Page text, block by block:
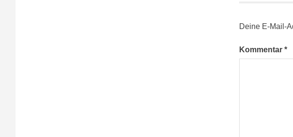
Deine E-Mail-
Kommentar *